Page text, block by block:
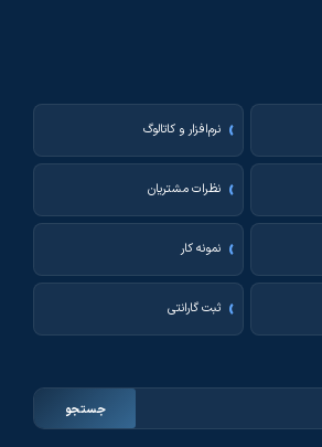
نرم‌افزار و کاتالوگ
نظرات مشتریان
نمونه کار
ثبت گارانتی
جستجو